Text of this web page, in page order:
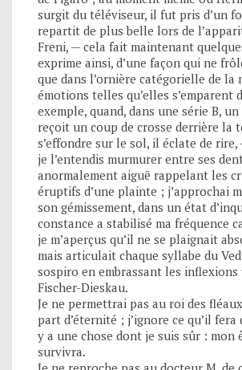
surgit du téléviseur, il fut pris d’un
repartit de plus belle lors de
Freni, — cela fait maintenant
exprime ainsi, d’une façon qui ne
que dans l’ornière catégorielle de la
émotions telles qu’elles s’emparent
exemple, quand, dans une série B,
reçoit un coup de crosse derrière la
s’effondre sur le sol, il éclate de
je l’entendis murmurer entre ses
anormalement aiguë rappelant les
éruptifs d’une plainte ; j’approchai
son gémissement, dans un état
constance a stabilisé ma fréquence
je m’aperçus qu’il ne se plaignait
mais articulait chaque syllabe du
sospiro en embrassant les inflexions
Fischer-Dieskau.
Je ne permettrai pas au roi des
part d’éternité ; j’ignore ce qu’il fera
y a une chose dont je suis sûr : mon
survivra.